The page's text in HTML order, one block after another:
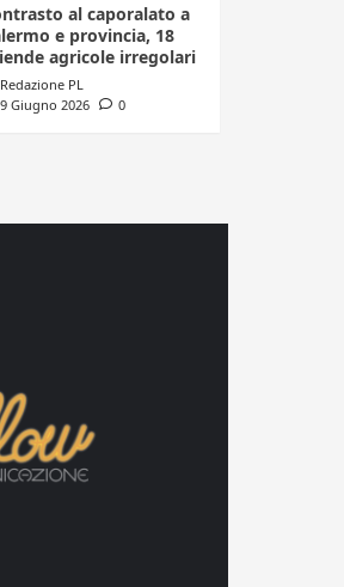
al caporalato a
e provincia, 18
agricole irregolari
Redazione PL
9 Giugno 2026
0